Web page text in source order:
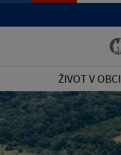
ŽIVOT V OBCI